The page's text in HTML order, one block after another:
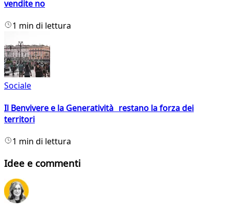
vendite no
1 min di lettura
Sociale
Il Benvivere e la Generatività restano la forza dei
territori
1 min di lettura
Idee e commenti